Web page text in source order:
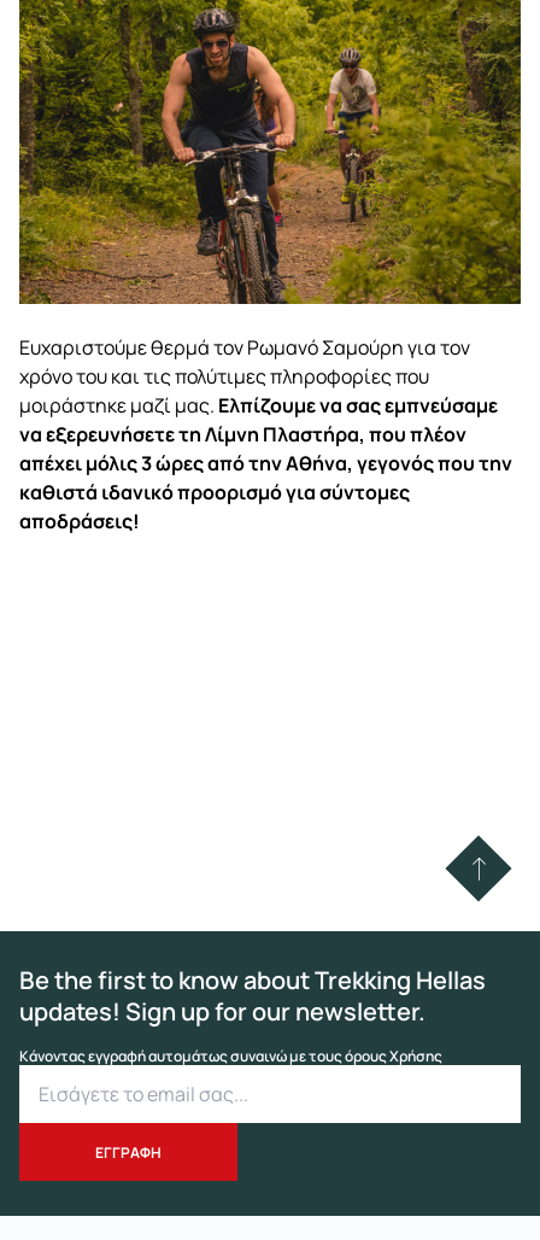
Ευχαριστούμε θερμά τον Ρωμανό Σαμούρη για τον
χρόνο του και τις πολύτιμες πληροφορίες που
μοιράστηκε μαζί μας. Ελπίζουμε να σας εμπνεύσαμε
να εξερευνήσετε τη Λίμνη Πλαστήρα, που πλέον
απέχει μόλις 3 ώρες από την Αθήνα, γεγονός που την
καθιστά ιδανικό προορισμό για σύντομες
αποδράσεις!
Be the first to know about Trekking Hellas
updates! Sign up for our newsletter.
Κάνοντας εγγραφή αυτομάτως συναινώ με τους όρους Χρήσης